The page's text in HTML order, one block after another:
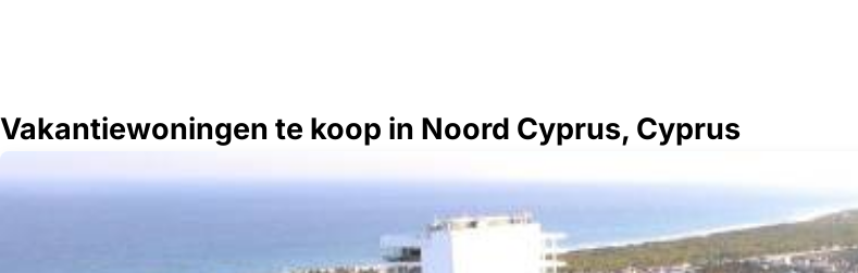
Vakantiewoningen te koop in Noord Cyprus, Cyprus